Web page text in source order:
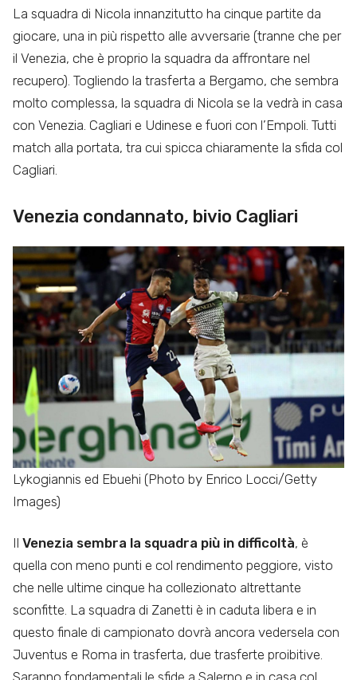
La squadra di Nicola innanzitutto ha cinque partite da
giocare, una in più rispetto alle avversarie (tranne che per
il Venezia, che è proprio la squadra da affrontare nel
recupero). Togliendo la trasferta a Bergamo, che sembra
molto complessa, la squadra di Nicola se la vedrà in casa
con Venezia. Cagliari e Udinese e fuori con l’Empoli. Tutti
match alla portata, tra cui spicca chiaramente la sfida col
Cagliari.
Venezia condannato, bivio Cagliari
Lykogiannis ed Ebuehi (Photo by Enrico Locci/Getty
Images)
Il Venezia sembra la squadra più in difficoltà, è
quella con meno punti e col rendimento peggiore, visto
che nelle ultime cinque ha collezionato altrettante
sconfitte. La squadra di Zanetti è in caduta libera e in
questo finale di campionato dovrà ancora vedersela con
Juventus e Roma in trasferta, due trasferte proibitive.
Saranno fondamentali le sfide a Salerno e in casa col